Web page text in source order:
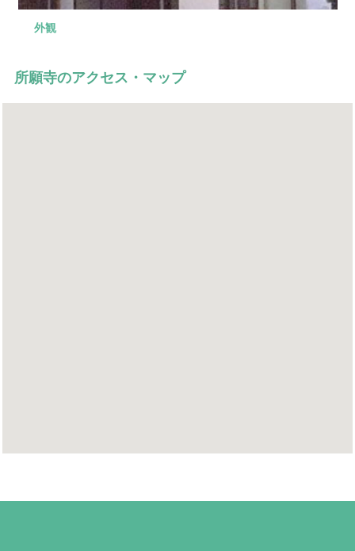
外観
外観
所願寺のアクセス・マップ